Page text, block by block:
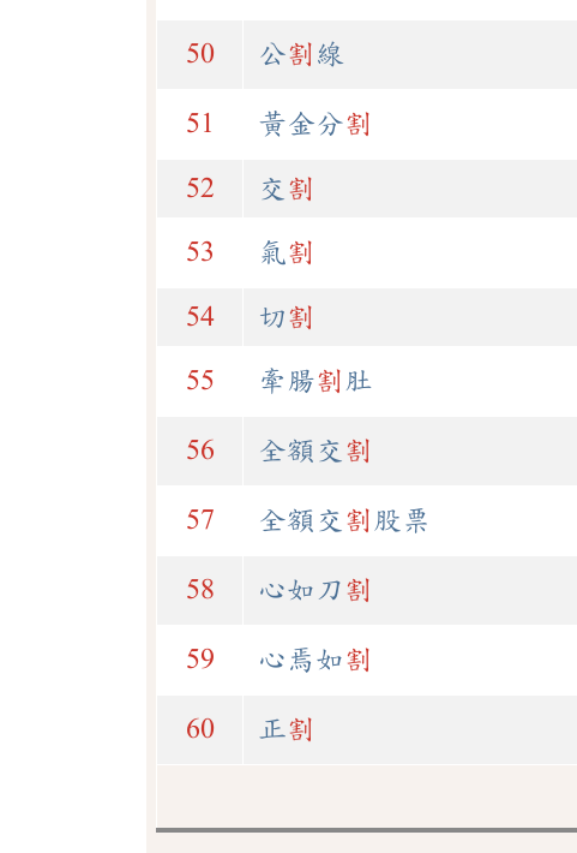
50 公割 線
51 黃金分割
52 交 割
53 氣割
54 切割
55 牽腸割 肚
56 全額交 割
57 全額交 割 股票
58 心如刀 割
59 心焉如割
60 正割